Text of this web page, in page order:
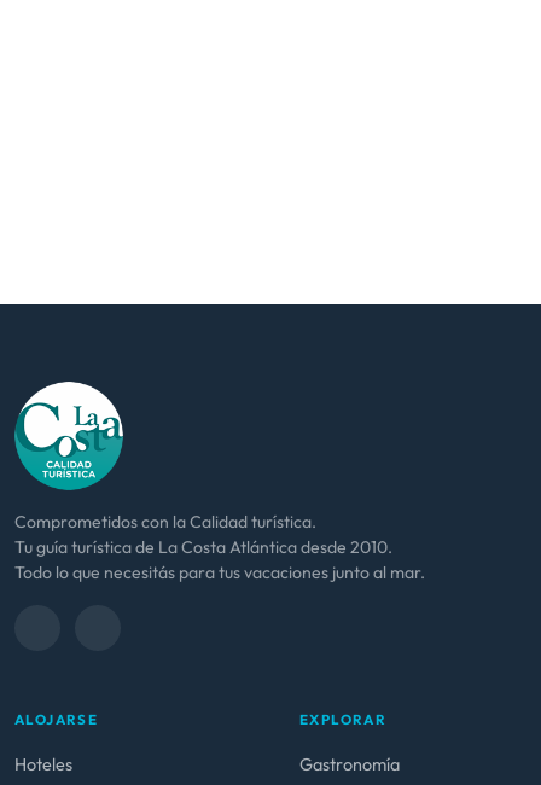
Comprometidos con la Calidad turística.
Tu guía turística de La Costa Atlántica desde 2010.
Todo lo que necesitás para tus vacaciones junto al mar.
ALOJARSE
Hoteles
EXPLORAR
Gastronomía